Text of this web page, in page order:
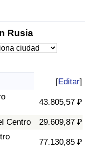
Rusia
[Editar]
43.805,57 ₽
Centro
29.609,87 ₽
77.130,85 ₽
País